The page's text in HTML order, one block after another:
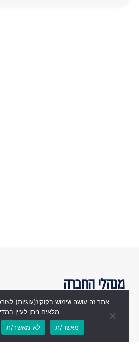
מנהלי החברה
אתר זה עושה שימוש בקוקיז(עוגיות) לצורכי
מלאים ניתן לעיין
מאשר/ת
לא מאשר/ת